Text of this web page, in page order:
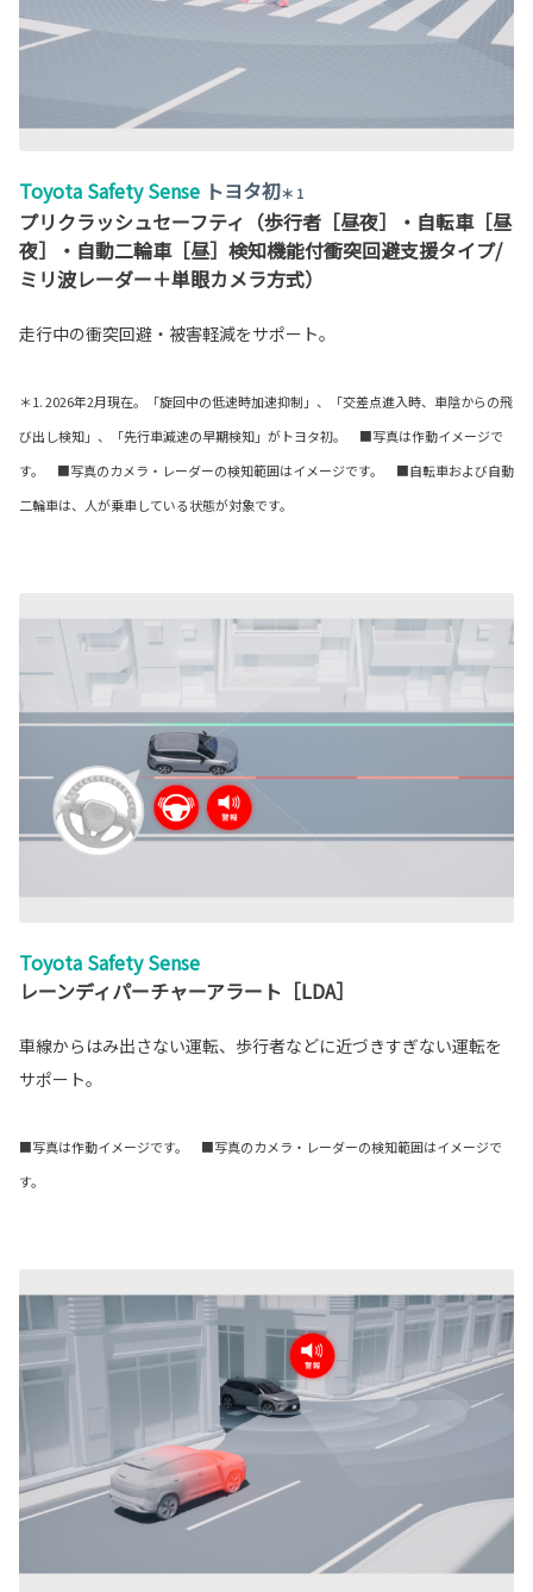
Toyota Safety Sense トヨタ初＊ 1
プリクラッシュセーフティ（歩行者［昼夜］・自転車［昼
夜］・自動二輪車［昼］検知機能付衝突回避支援タイプ/
ミリ波レーダー＋単眼カメラ方式）
走行中の衝突回避・被害軽減をサポート。
＊1. 2026年2月現在。「旋回中の低速時加速抑制」、「交差点進入時、車陰からの飛
び出し検知」、「先行車減速の早期検知」がトヨタ初。 ■写真は作動イメージで
す。 ■写真のカメラ・レーダーの検知範囲はイメージです。 ■自転車および自動
二輪車は、人が乗車している状態が対象です。
Toyota Safety Sense
レーンディパーチャーアラート［LDA］
車線からはみ出さない運転、歩行者などに近づきすぎない運転を
サポート。
■写真は作動イメージです。 ■写真のカメラ・レーダーの検知範囲はイメージで
す。